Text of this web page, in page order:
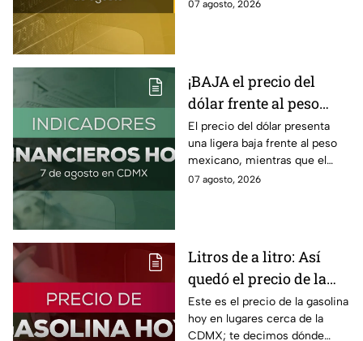
07 agosto, 2026
¡BAJA el precio del
dólar frente al peso
hoy! Así quedó este
viernes 7 de agosto
2026
El precio del dólar presenta
una ligera baja frente al peso
mexicano, mientras que el
petróleo también presenta una
07 agosto, 2026
Litros de a litro: Así
quedó el precio de la
gasolina HOY
Este es el precio de la gasolina
hoy en lugares cerca de la
CDMX; te decimos dónde